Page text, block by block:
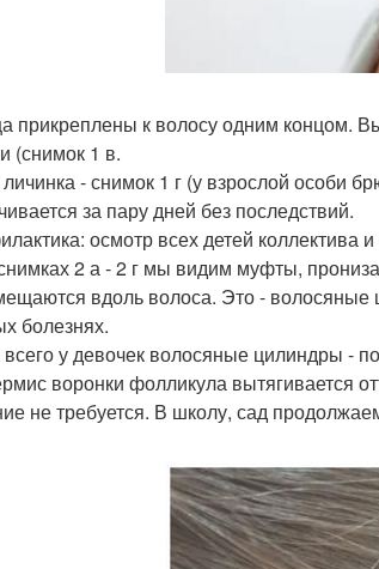
прикреплены к волосу одним концом.
(снимок 1 в.
- снимок 1 г (у взрослой особи
за пару дней без последствий.
осмотр всех детей коллектива
2 а - 2 г мы видим муфты,
вдоль волоса. Это - волосяные
болезнях.
у девочек волосяные цилиндры -
воронки фолликула вытягивается
не требуется. В школу, сад